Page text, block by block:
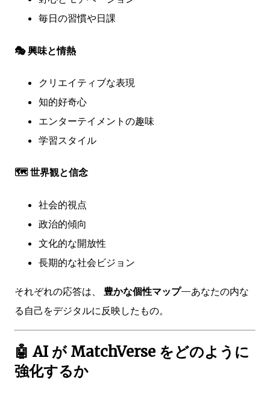
毎日の習慣や日課
🎭 興味と情熱
クリエイティブな表現
知的好奇心
エンターテイメントの趣味
学習スタイル
🗺️ 世界観と信念
社会的視点
政治的傾向
文化的な開放性
長期的な社会ビジョン
それぞれの応答は、 豊かな個性マップ—あなたの内な
る自己をデジタルに反映したもの。
🤖 AI が MatchVerse をどのように
強化するか